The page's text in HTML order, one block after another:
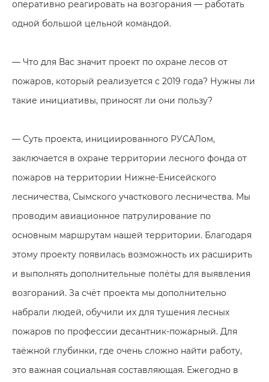
оперативно реагировать на возгорания — работать
одной большой цельной командой.
— Что для Вас значит проект по охране лесов от
пожаров, который реализуется с 2019 года? Нужны ли
такие инициативы, приносят ли они пользу?
— Суть проекта, инициированного РУСАЛом,
заключается в охране территории лесного фонда от
пожаров на территории Нижне-Енисейского
лесничества, Сымского участкового лесничества. Мы
проводим авиационное патрулирование по
основным маршрутам нашей территории. Благодаря
этому проекту появилась возможность их расширить
и выполнять дополнительные полёты для выявления
возгораний. За счёт проекта мы дополнительно
набрали людей, обучили их для тушения лесных
пожаров по профессии десантник-пожарный. Для
таёжной глубинки, где очень сложно найти работу,
это важная социальная составляющая. Ежегодно в